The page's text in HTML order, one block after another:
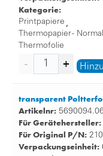
Kategorie:
Printpapiere ,
Thermopapier -
Thermofolie
transparent
Artikelnr:
Für Gerätehersteller:
Für Original P/N:
Verpackungseinheit: